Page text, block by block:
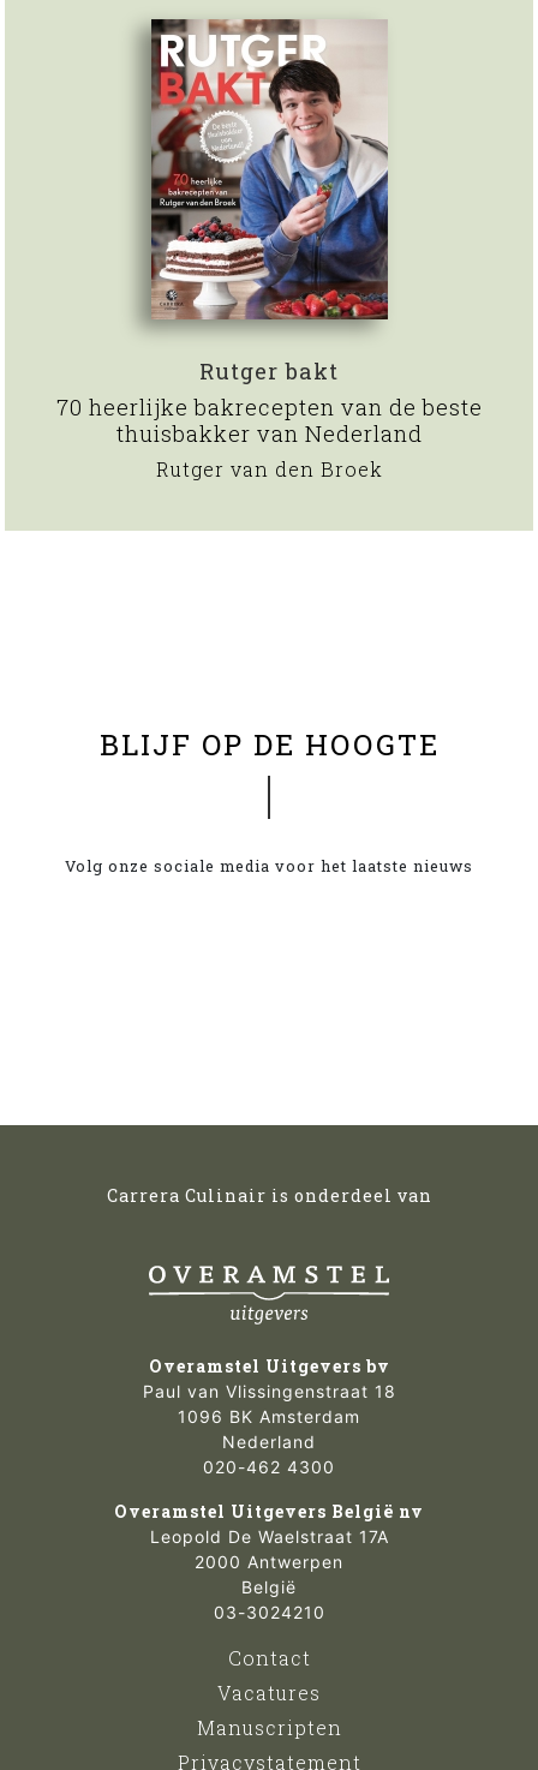
Rutger bakt
70 heerlijke bakrecepten van de beste
thuisbakker van Nederland
Rutger van den Broek
BLIJF OP DE HOOGTE
Volg onze sociale media voor het laatste nieuws
Carrera Culinair is onderdeel van
Overamstel Uitgevers bv
Paul van Vlissingenstraat 18
1096 BK Amsterdam
Nederland
020-462 4300
Overamstel Uitgevers België nv
Leopold De Waelstraat 17A
2000 Antwerpen
België
03-3024210
Contact
Vacatures
Manuscripten
Privacystatement